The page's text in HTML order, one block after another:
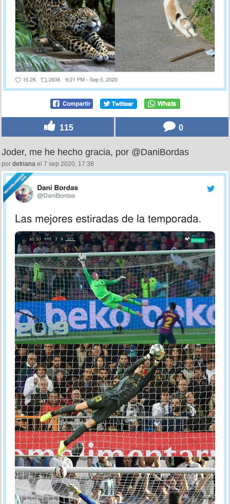
115 0
Joder, me he hecho gracia, por @DaniBordas
por detriana el 7 sep 2020, 17:38